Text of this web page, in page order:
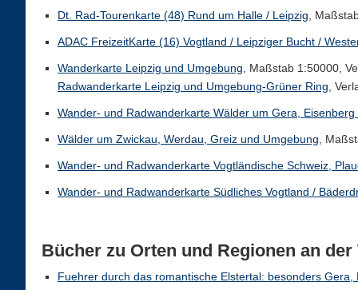
Dt. Rad-Tourenkarte (48) Rund um Halle / Leipzig ,
ADAC FreizeitKarte (16) Vogtland / Leipziger Bucht /
Wanderkarte Leipzig und Umgebung , Maßstab 1:50000,
Radwanderkarte Leipzig und Umgebung-Grüner Ring ,
Wander- und Radwanderkarte Wälder um Gera,
Wälder um Zwickau, Werdau, Greiz und Umgebung ,
Wander- und Radwanderkarte Vogtländische Schweiz,
Wander- und Radwanderkarte Südliches Vogtland /
Bücher zu Orten und Regionen an
Fuehrer durch das romantische Elstertal: besonders